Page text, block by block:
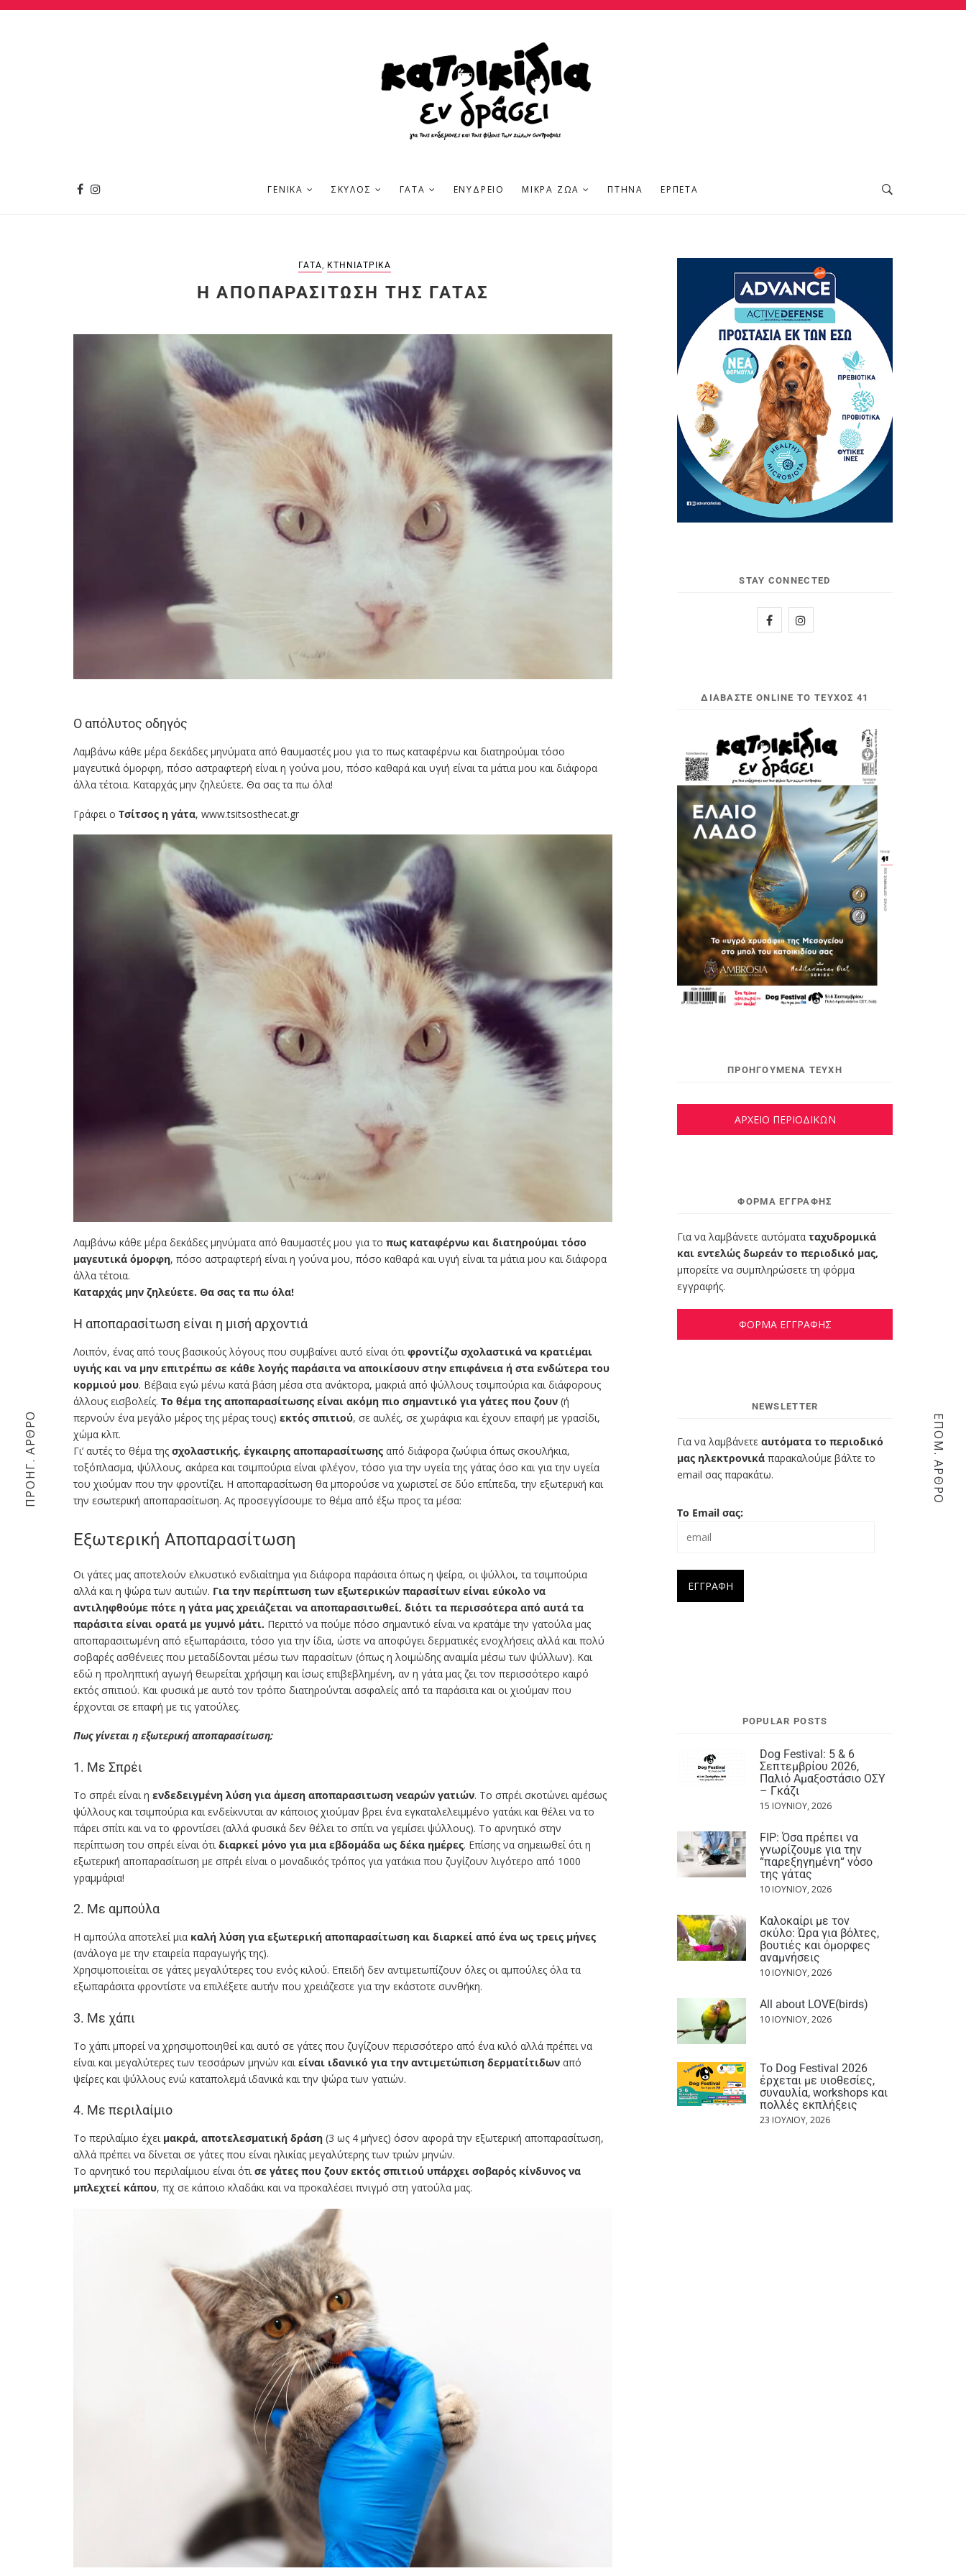
ΓΕΝΙΚΆ ΣΚΎΛΟΣ ΓΆΤΑ ΕΝΥΔΡΕΊΟ ΜΙΚΡΆ ΖΏΑ ΠΤΗΝΆ ΕΡΠΕΤΆ
ΓΆΤΑ, ΚΤΗΝΙΑΤΡΙΚΆ
Η ΑΠΟΠΑΡΑΣΊΤΩΣΗ ΤΗΣ ΓΆΤΑΣ
Ο απόλυτος οδηγός
Λαμβάνω κάθε μέρα δεκάδες μηνύματα από θαυμαστές μου για το πως καταφέρνω και διατηρούμαι τόσο
μαγευτικά όμορφη, πόσο αστραφτερή είναι η γούνα μου, πόσο καθαρά και υγιή είναι τα μάτια μου και διάφορα
άλλα τέτοια. Καταρχάς μην ζηλεύετε. Θα σας τα πω όλα!
Γράφει ο Τσίτσος η γάτα, www.tsitsosthecat.gr
Λαμβάνω κάθε μέρα δεκάδες μηνύματα από θαυμαστές μου για το πως καταφέρνω και διατηρούμαι τόσο
μαγευτικά όμορφη, πόσο αστραφτερή είναι η γούνα μου, πόσο καθαρά και υγιή είναι τα μάτια μου και διάφορα
άλλα τέτοια.
Καταρχάς μην ζηλεύετε. Θα σας τα πω όλα!
Η αποπαρασίτωση είναι η μισή αρχοντιά
Λοιπόν, ένας από τους βασικούς λόγους που συμβαίνει αυτό είναι ότι φροντίζω σχολαστικά να κρατιέμαι
υγιής και να μην επιτρέπω σε κάθε λογής παράσιτα να αποικίσουν στην επιφάνεια ή στα ενδώτερα του
κορμιού μου. Βέβαια εγώ μένω κατά βάση μέσα στα ανάκτορα, μακριά από ψύλλους τσιμπούρια και διάφορους
άλλους εισβολείς. Το θέμα της αποπαρασίτωσης είναι ακόμη πιο σημαντικό για γάτες που ζουν (ή
περνούν ένα μεγάλο μέρος της μέρας τους) εκτός σπιτιού, σε αυλές, σε χωράφια και έχουν επαφή με γρασίδι,
χώμα κλπ.
Γι’ αυτές το θέμα της σχολαστικής, έγκαιρης αποπαρασίτωσης από διάφορα ζωύφια όπως σκουλήκια,
τοξόπλασμα, ψύλλους, ακάρεα και τσιμπούρια είναι φλέγον, τόσο για την υγεία της γάτας όσο και για την υγεία
του χιούμαν που την φροντίζει. Η αποπαρασίτωση θα μπορούσε να χωριστεί σε δύο επίπεδα, την εξωτερική και
την εσωτερική αποπαρασίτωση. Ας προσεγγίσουμε το θέμα από έξω προς τα μέσα:
Εξωτερική Αποπαρασίτωση
Οι γάτες μας αποτελούν ελκυστικό ενδιαίτημα για διάφορα παράσιτα όπως η ψείρα, οι ψύλλοι, τα τσιμπούρια
αλλά και η ψώρα των αυτιών. Για την περίπτωση των εξωτερικών παρασίτων είναι εύκολο να
αντιληφθούμε πότε η γάτα μας χρειάζεται να αποπαρασιτωθεί, διότι τα περισσότερα από αυτά τα
παράσιτα είναι ορατά με γυμνό μάτι. Περιττό να πούμε πόσο σημαντικό είναι να κρατάμε την γατούλα μας
αποπαρασιτωμένη από εξωπαράσιτα, τόσο για την ίδια, ώστε να αποφύγει δερματικές ενοχλήσεις αλλά και πολύ
σοβαρές ασθένειες που μεταδίδονται μέσω των παρασίτων (όπως η λοιμώδης αναιμία μέσω των ψύλλων). Και
εδώ η προληπτική αγωγή θεωρείται χρήσιμη και ίσως επιβεβλημένη, αν η γάτα μας ζει τον περισσότερο καιρό
εκτός σπιτιού. Και φυσικά με αυτό τον τρόπο διατηρούνται ασφαλείς από τα παράσιτα και οι χιούμαν που
έρχονται σε επαφή με τις γατούλες.
Πως γίνεται η εξωτερική αποπαρασίτωση;
1. Με Σπρέι
To σπρέι είναι η ενδεδειγμένη λύση για άμεση αποπαρασιτωση νεαρών γατιών. Το σπρέι σκοτώνει αμέσως
ψύλλους και τσιμπούρια και ενδείκνυται αν κάποιος χιούμαν βρει ένα εγκαταλελειμμένο γατάκι και θέλει να το
πάρει σπίτι και να το φροντίσει (αλλά φυσικά δεν θέλει το σπίτι να γεμίσει ψύλλους). Το αρνητικό στην
περίπτωση του σπρέι είναι ότι διαρκεί μόνο για μια εβδομάδα ως δέκα ημέρες. Επίσης να σημειωθεί ότι η
εξωτερική αποπαρασίτωση με σπρέι είναι ο μοναδικός τρόπος για γατάκια που ζυγίζουν λιγότερο από 1000
γραμμάρια!
2. Με αμπούλα
Η αμπούλα αποτελεί μια καλή λύση για εξωτερική αποπαρασίτωση και διαρκεί από ένα ως τρεις μήνες
(ανάλογα με την εταιρεία παραγωγής της).
Χρησιμοποιείται σε γάτες μεγαλύτερες του ενός κιλού. Επειδή δεν αντιμετωπίζουν όλες οι αμπούλες όλα τα
εξωπαράσιτα φροντίστε να επιλέξετε αυτήν που χρειάζεστε για την εκάστοτε συνθήκη.
3. Με χάπι
Το χάπι μπορεί να χρησιμοποιηθεί και αυτό σε γάτες που ζυγίζουν περισσότερο από ένα κιλό αλλά πρέπει να
είναι και μεγαλύτερες των τεσσάρων μηνών και είναι ιδανικό για την αντιμετώπιση δερματίτιδων από
ψείρες και ψύλλους ενώ καταπολεμά ιδανικά και την ψώρα των γατιών.
4. Με περιλαίμιο
Το περιλαίμιο έχει μακρά, αποτελεσματική δράση (3 ως 4 μήνες) όσον αφορά την εξωτερική αποπαρασίτωση,
αλλά πρέπει να δίνεται σε γάτες που είναι ηλικίας μεγαλύτερης των τριών μηνών.
Το αρνητικό του περιλαίμιου είναι ότισε γάτες που ζουν εκτός σπιτιού υπάρχει σοβαρός κίνδυνος να
μπλεχτεί κάπου, πχ σε κάποιο κλαδάκι και να προκαλέσει πνιγμό στη γατούλα μας.
ΠΡΟΗΓ. ΆΡΘΡΟ ΕΠΌΜ. ΆΡΘΡΟ
STAY CONNECTED
ΔΙΑΒΆΣΤΕ ONLINE ΤΟ ΤΕΎΧΟΣ 41
ΠΡΟΗΓΟΥΜΕΝΑ ΤΕΥΧΗ
ΑΡΧΕΙΟ ΠΕΡΙΟΔΙΚΩΝ
ΦΌΡΜΑ ΕΓΓΡΑΦΉΣ
Για να λαμβάνετε αυτόματα ταχυδρομικά
και εντελώς δωρεάν το περιοδικό μας,
μπορείτε να συμπληρώσετε τη φόρμα
εγγραφής.
ΦΟΡΜΑ ΕΓΓΡΑΦΗΣ
NEWSLETTER
Για να λαμβάνετε αυτόματα το περιοδικό
μας ηλεκτρονικά παρακαλούμε βάλτε το
email σας παρακάτω.
Το Email σας:
POPULAR POSTS
Dog Festival: 5 & 6
Σεπτεμβρίου 2026,
Παλιό Αμαξοστάσιο ΟΣΥ
– Γκάζι
15 ΙΟΥΝΊΟΥ, 2026
FIP: Όσα πρέπει να
γνωρίζουμε για την
“παρεξηγημένη“ νόσο
της γάτας
10 ΙΟΥΝΊΟΥ, 2026
Καλοκαίρι με τον
σκύλο: Ώρα για βόλτες,
βουτιές και όμορφες
αναμνήσεις
10 ΙΟΥΝΊΟΥ, 2026
All about LOVE(birds)
10 ΙΟΥΝΊΟΥ, 2026
Το Dog Festival 2026
έρχεται με υιοθεσίες,
συναυλία, workshops και
πολλές εκπλήξεις
23 ΙΟΥΛΊΟΥ, 2026